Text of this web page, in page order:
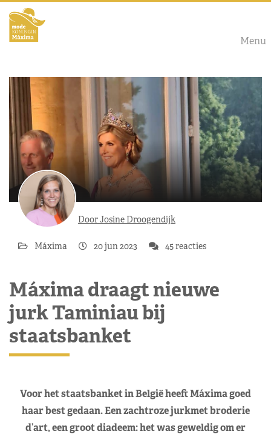
Menu
Door Josine Droogendijk
Máxima 20 jun 2023 45 reacties
Máxima draagt nieuwe
jurk Taminiau bij
staatsbanket
Voor het staatsbanket in België heeft Máxima goed
haar best gedaan. Een zachtroze jurkmet broderie
d’art, een groot diadeem: het was geweldig om er